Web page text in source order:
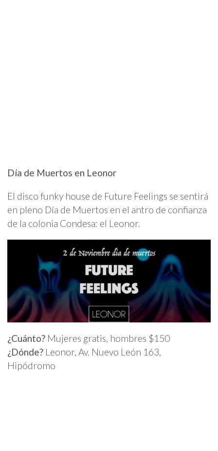
Día de Muertos en Leonor
El disco funky house de Future Feelings se sentirá
en pleno Día de Muertos en el antro de confianza
de la colonia Condesa: el Leonor.
¿Cuánto? Mujeres gratis, hombres $150
¿Dónde? Leonor, Av. Nuevo León 163,
Hipódromo